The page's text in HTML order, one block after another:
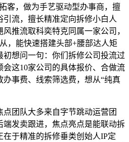
客，做为手艺驱动型办事商，擅
流，擅长精准定向拆修小白人
推流取科奕特克同属一家公司，
，能快速搭建头部+腰部达人矩
初想问一句：你们拆修公司投流过
会这10家公司的具体报价、合做流
事费、线索筛选费，想从“纯真
团队大多来自字节跳动运营团
端发卖跟进，焦点亮点是能联动拆
于精准的拆修垂类创始人IP定